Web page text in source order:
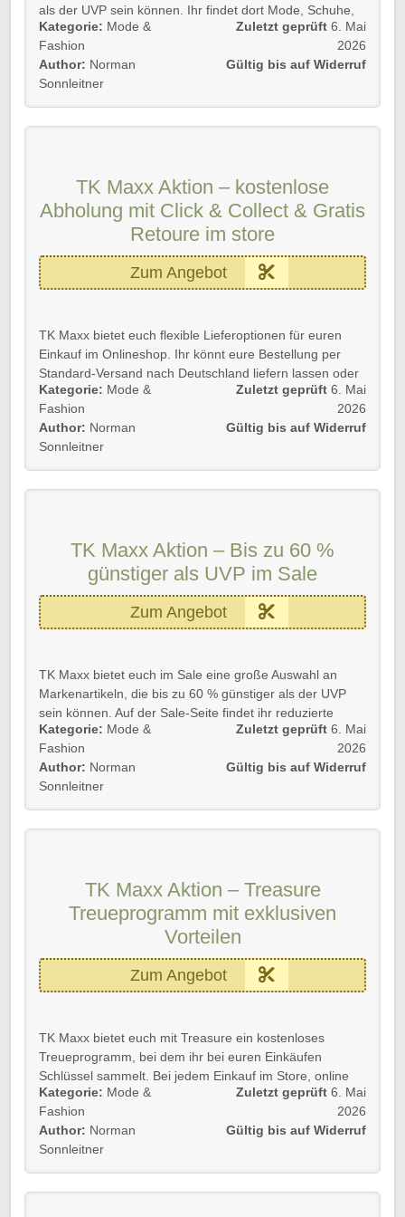
als der UVP sein können. Ihr findet dort Mode, Schuhe,
Accessoires, Beauty, Home-Artikel und Geschenkideen
zu reduzierten Preisen. Da viele Angebote nur begrenzt
verfügbar sind, lohnt sich schnelles Zugreifen besonders,
wenn ihr ein passendes Lieblingsstück entdeckt. ✨
Beauty und Home-Artikeln
⭐ Bewertung für tkmaxx.com: 4,6
📦 Rechtzeitige Lieferung bei über 99 % der
⏳ Viele Angebote sind nur begrenzt verfügbar
✅ Ideal, wenn ihr Markenprodukte günstiger shoppen
Diese Aktion 🐼 gilt für Neu- und Bestandskund*innen.
➡️ Einfach unserem Link folgen und kräftig profitieren!
Kategorie: Mode &
Fashion
Author: Norman
Sonnleitner
Zuletzt geprüft 6. Mai
2026
Gültig bis auf Widerruf
TK Maxx Aktion – kostenlose
Abholung mit Click & Collect & Gratis
Retoure im store
Zum Angebot
TK Maxx bietet euch flexible Lieferoptionen für euren
Einkauf im Onlineshop. Ihr könnt eure Bestellung per
Standard-Versand nach Deutschland liefern lassen oder
die kostenfreie Click & Collect Abholung in einem TK
Maxx Store nutzen. Besonders praktisch ist Click &
Collect, wenn ihr Versandkosten sparen und eure
Bestellung bequem vor Ort abholen möchtet. ✨
Montag bis Freitag
🚚 Zustellung von Montag bis Freitag, ausgenommen
Wochenenden und Feiertage
🏬 Click & Collect Abholung im TK Maxx Store kostenfrei
möglich
eure Bestellung abholbereit ist
✅ Ideal, wenn ihr zwischen Lieferung nach Hause und
kostenloser Store-Abholung wählen möchtet
Diese Aktion 🐼 gilt für Neu- und Bestandskund*innen.
Kategorie: Mode &
Fashion
Author: Norman
Sonnleitner
Zuletzt geprüft 6. Mai
2026
Gültig bis auf Widerruf
TK Maxx Aktion – Bis zu 60 %
günstiger als UVP im Sale
Zum Angebot
TK Maxx bietet euch im Sale eine große Auswahl an
Markenartikeln, die bis zu 60 % günstiger als der UVP
sein können. Auf der Sale-Seite findet ihr reduzierte
Highlights aus Damenmode, Herrenmode, Schuhen,
Accessoires, Kinderartikeln, Spielzeug, Beauty und
Home. Besonders spannend ist der Bereich, wenn ihr
gerne stöbert und Markenprodukte zu deutlich
niedrigeren Preisen entdecken möchtet. ✨
👗 Sale-Angebote für Damenbekleidung,
Herrenbekleidung, Schuhe und Accessoires
🏠 Reduzierte Home-Artikel für euer Zuhause
verfügbar
⭐ Große Marken zu wechselnden Aktionspreisen
Diese Aktion 🐼 gilt für Neu- und Bestandskund*innen.
➡️ Einfach unserem Link folgen und kräftig profitieren!
Kategorie: Mode &
Fashion
Author: Norman
Sonnleitner
Zuletzt geprüft 6. Mai
2026
Gültig bis auf Widerruf
TK Maxx Aktion – Treasure
Treueprogramm mit exklusiven
Vorteilen
Zum Angebot
TK Maxx bietet euch mit Treasure ein kostenloses
Treueprogramm, bei dem ihr bei euren Einkäufen
Schlüssel sammelt. Bei jedem Einkauf im Store, online
oder in der App erhaltet ihr einen digitalen Shopping-
Schlüssel; nach 5 gesammelten Schlüsseln könnt ihr
euch ein Dankeschön sichern oder an besonderen
Aktionen teilnehmen. Zusätzlich erhalten Treasure
Kund*innen mit VIP Online-Shopping E-Mails exklusiven
Zugang zu neuen Markenlieferungen – bis zu 48
Kategorie: Mode &
Fashion
Author: Norman
Sonnleitner
Zuletzt geprüft 6. Mai
2026
Gültig bis auf Widerruf